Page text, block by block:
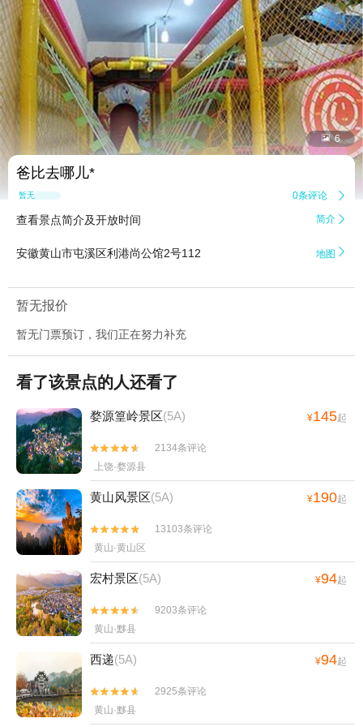
 6
爸比去哪儿*
暂无点评 0条评论 
查看景点简介及开放时间 简介 
安徽黄山市屯溪区利港尚公馆2号112 地图 
暂无报价
暂无门票预订，我们正在努力补充
看了该景点的人还看了
婺源篁岭景区(5A) ¥145起


2134条评论
上饶·婺源县
黄山风景区(5A) ¥190起


13103条评论
黄山·黄山区
宏村景区(5A) ¥94起


9203条评论
黄山·黟县
西递(5A) ¥94起


2925条评论
黄山·黟县
